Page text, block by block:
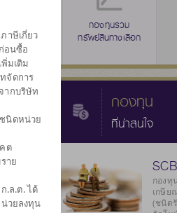
ลดหย่อนภาษี
(SSF)
ผสม
กองทุนรวม
ทรัพย์สินทางเลือก
กองทุน
ที่น่าสนใจ
กองทุ
เกษีย
(ชนิด
าษีเกี่ยว
อนซื้อ
มเติม
จัดการ
ากบริษัท
นิดหน่วย
ต
าย
.ล.ต. ได้
วยลงทุน